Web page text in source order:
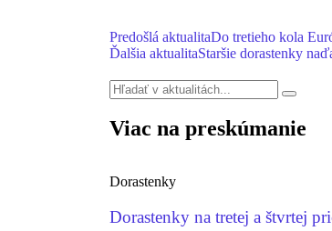
Predošlá aktualitaDo tretieho kola
Ďalšia aktualitaStaršie dorastenky
Viac na preskúmanie
Dorastenky
Dorastenky na tretej a štvrtej